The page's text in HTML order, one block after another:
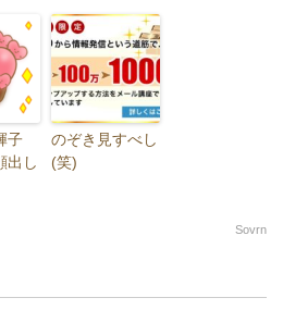
子
出し
のぞき見すべし
(笑)
Sovrn